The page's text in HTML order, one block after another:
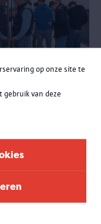
op onze site te
gebruik van deze
9 verdiepingen